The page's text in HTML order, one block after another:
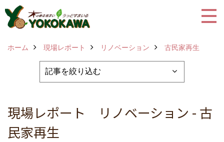
ホーム 現場レポート リノベーション 古民家再生
現場レポート リノベーション - 古
民家再生